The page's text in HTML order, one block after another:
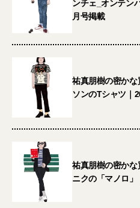
ンチェ_オンテン
月号掲載
祐真朋樹の密か
ソンのTシャツ｜
祐真朋樹の密かな
ニクの「マノロ